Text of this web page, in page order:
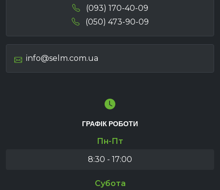
(093) 170-40-09
(050) 473-90-09
info@selm.com.ua
ГРАФІК РОБОТИ
Пн-Пт
8:30 - 17:00
Субота